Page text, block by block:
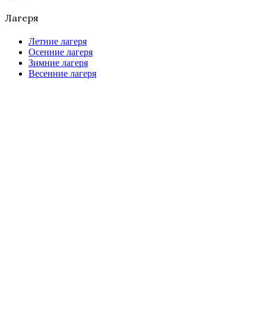
Лагеря
Летние лагеря
Осенние лагеря
Зимние лагеря
Весенние лагеря